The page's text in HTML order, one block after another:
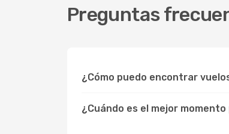
Preguntas
¿Cómo puedo encontrar
¿Cuándo es el mejor